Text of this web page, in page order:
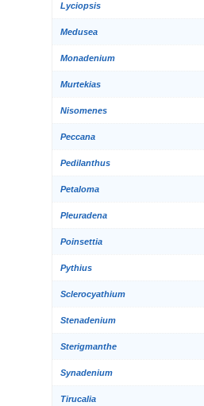
Lyciopsis
Medusea
Monadenium
Murtekias
Nisomenes
Peccana
Pedilanthus
Petaloma
Pleuradena
Poinsettia
Pythius
Sclerocyathium
Stenadenium
Sterigmanthe
Synadenium
Tirucalia